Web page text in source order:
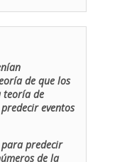
de que los
teoría de
eventos
predecir
de la